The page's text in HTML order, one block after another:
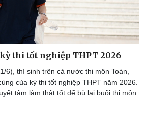
Tư vấn
thi tốt nghiệp THPT 2026
6), thí sinh trên cả nước thi môn Toán,
của kỳ thi tốt nghiệp THPT năm 2026.
tâm làm thật tốt để bù lại buổi thi môn